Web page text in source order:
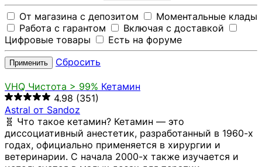
От магазина с депозитом
Моментальные клады
Работа с гарантом
Включая с доставкой
Цифровые товары
Есть на форуме
Применить Сбросить
VHQ Чистота > 99% Кетамин
4.98 (351)
Astral от Sandoz
🧬 Что такое кетамин? Кетамин — это
диссоциативный анестетик, разработанный в 1960-х
годах, официально применяется в хирургии и
ветеринарии. С начала 2000-х также изучается и